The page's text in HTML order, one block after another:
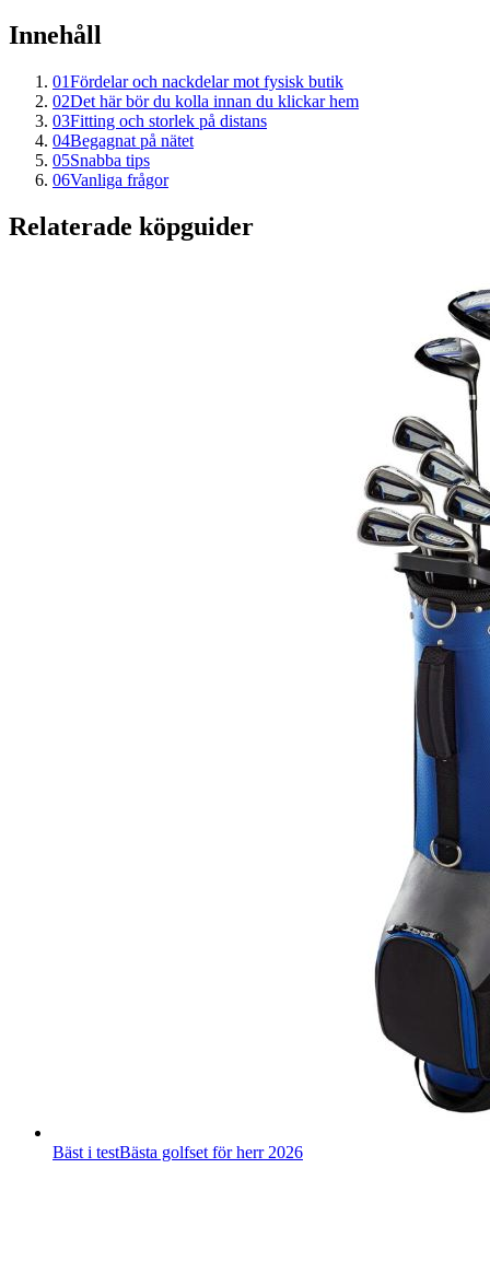
Innehåll
01Fördelar och nackdelar mot fysisk butik
02Det här bör du kolla innan du klickar hem
03Fitting och storlek på distans
04Begagnat på nätet
05Snabba tips
06Vanliga frågor
Relaterade köpguider
Bäst i testBästa golfset för herr 2026